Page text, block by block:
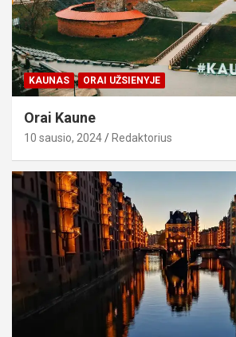
KAUNAS ORAI UŽSIENYJE
Orai Kaune
10 sausio, 2024 Redaktorius